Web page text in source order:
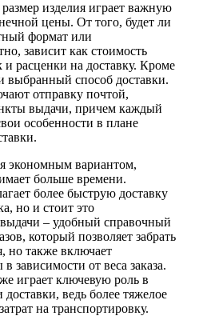
изделия играет важную
цены. От того, будет ли
формат или
зависит как стоимость
и расценки на доставку. Кроме
выбранный способ доставки.
отправку почтой,
выдачи, причем каждый
особенности в плане
экономным вариантом,
больше времени.
более быструю доставку
но и стоит это
– удобный справочный
который позволяет забрать
но также включает
зависимости от веса заказа.
играет ключевую роль в
ведь более тяжелое
на транспортировку.